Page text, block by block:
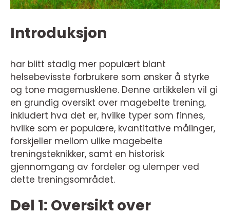
Introduksjon
har blitt stadig mer populært blant
helsebevisste forbrukere som ønsker å styrke
og tone magemusklene. Denne artikkelen vil gi
en grundig oversikt over magebelte trening,
inkludert hva det er, hvilke typer som finnes,
hvilke som er populære, kvantitative målinger,
forskjeller mellom ulike magebelte
treningsteknikker, samt en historisk
gjennomgang av fordeler og ulemper ved
dette treningsområdet.
Del 1: Oversikt over